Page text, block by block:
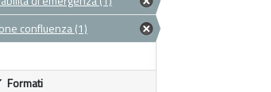
confluenza (1)
Formati